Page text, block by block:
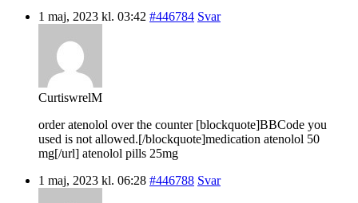
1 maj, 2023 kl. 03:42 #446784 Svar
CurtiswrelM
order atenolol over the counter [blockquote]BBCode you
used is not allowed.[/blockquote]medication atenolol 50
mg[/url] atenolol pills 25mg
1 maj, 2023 kl. 06:28 #446788 Svar